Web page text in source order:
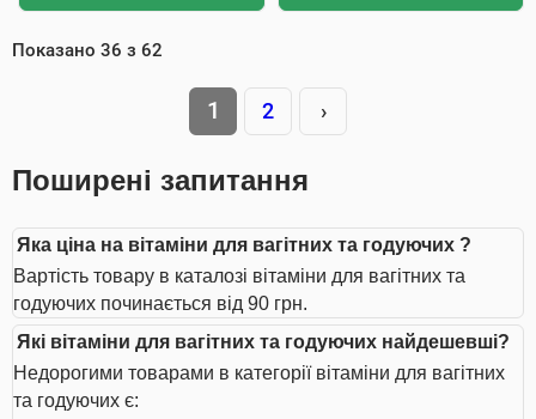
Показано 36 з 62
1 2 ›
Поширені запитання
Яка ціна на вітаміни для вагітних та годуючих ?
Вартість товару в каталозі вітаміни для вагітних та
годуючих починається від 90 грн.
Які вітаміни для вагітних та годуючих найдешевші?
Недорогими товарами в категорії вітаміни для вагітних
та годуючих є: